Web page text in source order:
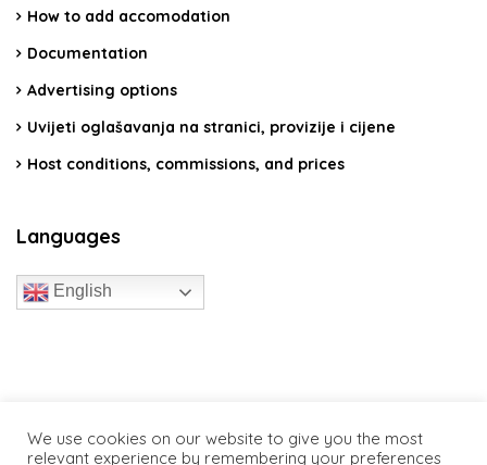
How to add accomodation
Documentation
Advertising options
Uvijeti oglašavanja na stranici, provizije i cijene
Host conditions, commissions, and prices
Languages
English
We use cookies on our website to give you the most
relevant experience by remembering your preferences